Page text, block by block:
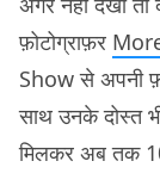
फ़ोटोग्राफ़र
Show से अपनी
साथ उनके दोस्त
मिलकर अब तक